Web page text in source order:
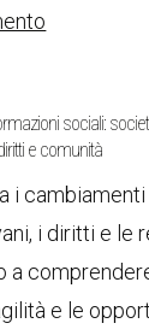
sociali:
e comunità
i
i diritti e le
a
e le